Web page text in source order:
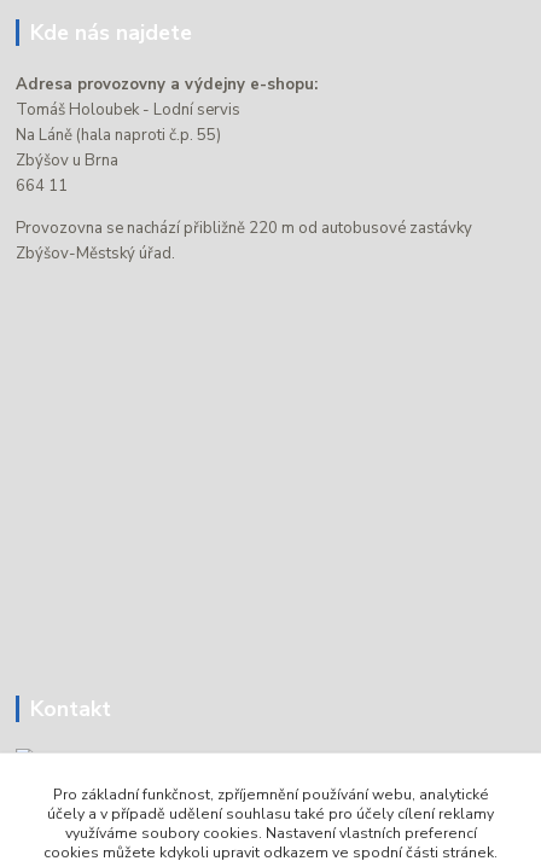
Kde nás najdete
Adresa provozovny a výdejny e-shopu:
Tomáš Holoubek - Lodní servis
Na Láně (hala naproti č.p. 55)
Zbýšov u Brna
664 11
Provozovna se nachází přibližně 220 m od autobusové zastávky
Zbýšov-Městský úřad.
Kontakt
Tomáš Holoubek
+420736720979
Pro základní funkčnost, zpříjemnění používání webu, analytické
účely a v případě udělení souhlasu také pro účely cílení reklamy
využíváme soubory cookies. Nastavení vlastních preferencí
cookies můžete kdykoli upravit odkazem ve spodní části stránek.